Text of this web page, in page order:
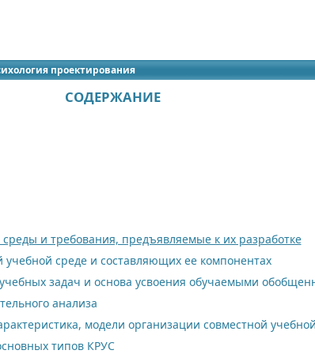
проектирования
СОДЕРЖАНИЕ
и требования, предъявляемые к их разработке
среде и составляющих ее компонентах
задач и основа усвоения обучаемыми
анализа
модели организации совместной
типов КРУС